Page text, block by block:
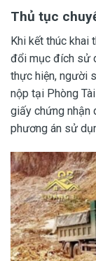
Thủ tục
Khi kết thúc khai
đổi mục đích sử
thực hiện, người
nộp tại Phòng
giấy chứng nhận
phương án sử